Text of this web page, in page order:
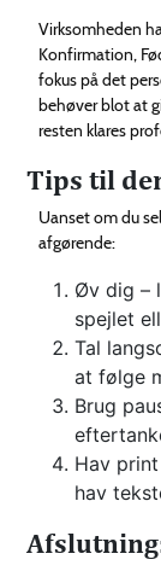
Virksomheden
Konfirmation,
fokus på det
behøver blot at
resten klares
Tips til
Uanset om du
afgørende:
Øv dig –
spejlet
Tal
at følge
Brug
Hav
hav